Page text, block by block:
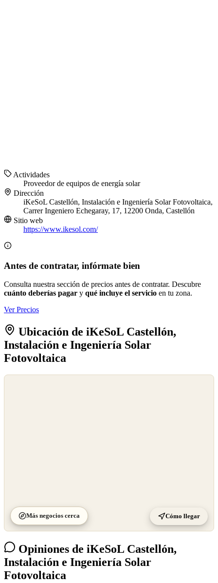
Actividades
Proveedor de equipos de energía solar
Dirección
iKeSoL Castellón, Instalación e Ingeniería Solar Fotovoltaica,
Carrer Ingeniero Echegaray, 17, 12200 Onda, Castellón
Sitio web
https://www.ikesol.com/
Antes de contratar, infórmate bien
Consulta nuestra sección de precios antes de contratar. Descubre
cuánto deberías pagar y qué incluye el servicio en tu zona.
Ver Precios
Ubicación de iKeSoL Castellón,
Instalación e Ingeniería Solar
Fotovoltaica
Más negocios cerca Cómo llegar
Opiniones de iKeSoL Castellón,
Instalación e Ingeniería Solar
Fotovoltaica